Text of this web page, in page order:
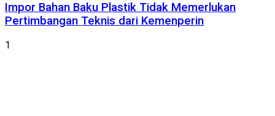
Impor Bahan Baku Plastik Tidak Memerlukan
Pertimbangan Teknis dari Kemenperin
1